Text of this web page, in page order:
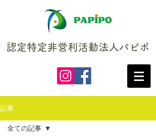
認定特定非営利活動法人パピポ
記事
全ての記事